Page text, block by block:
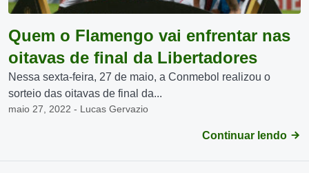
Quem o Flamengo vai enfrentar nas
oitavas de final da Libertadores
Nessa sexta-feira, 27 de maio, a Conmebol realizou o
sorteio das oitavas de final da...
maio 27, 2022 - Lucas Gervazio
Continuar lendo